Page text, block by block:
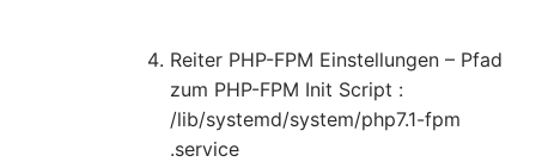
Reiter PHP-FPM Einstellungen – Pfad
zum PHP-FPM Init Script :
/lib/systemd/system/php7.1-fpm
.service